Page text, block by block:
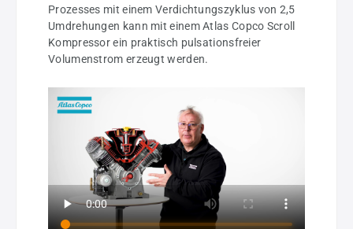
Prozesses mit einem Verdichtungszyklus von 2,5
Umdrehungen kann mit einem Atlas Copco Scroll
Kompressor ein praktisch pulsationsfreier
Volumenstrom erzeugt werden.